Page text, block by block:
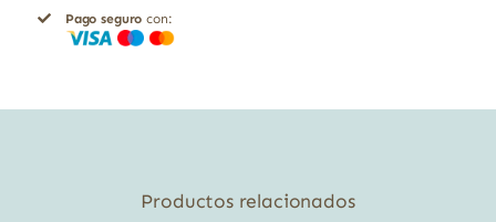
Pago seguro con:
Productos relacionados